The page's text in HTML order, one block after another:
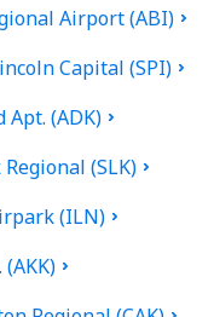
Airport (ABI)
Capital (SPI)
Apt. (ADK)
(SLK)
(ILN)